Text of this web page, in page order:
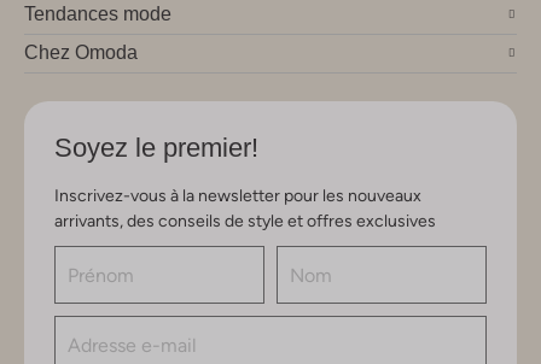
Tendances mode
Chez Omoda
Soyez le premier!
Inscrivez-vous à la newsletter pour les nouveaux
arrivants, des conseils de style et offres exclusives